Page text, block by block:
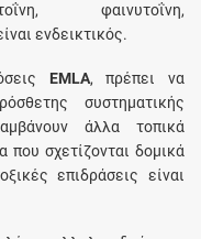
φαινυτοΐνη,
ενδεικτικός.
EMLA, πρέπει να
συστηματικής
άλλα τοπικά
που σχετίζονται δομικά
επιδράσεις είναι